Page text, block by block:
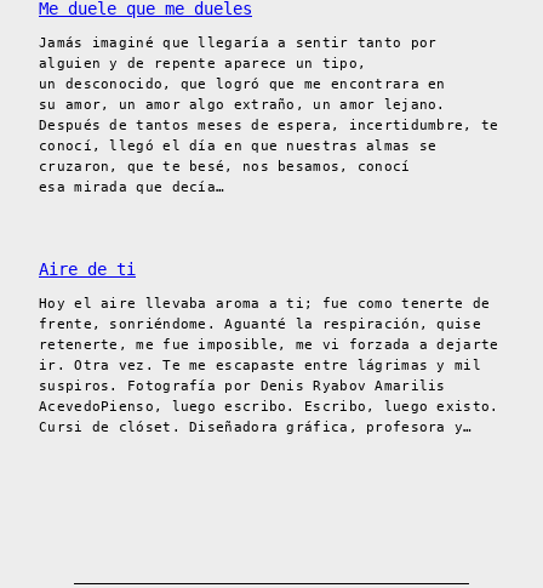
Me duele que me dueles
Jamás imaginé que llegaría a sentir tanto por
alguien y de repente aparece un tipo,
un desconocido, que logró que me encontrara en
su amor, un amor algo extraño, un amor lejano.
Después de tantos meses de espera, incertidumbre, te
conocí, llegó el día en que nuestras almas se
cruzaron, que te besé, nos besamos, conocí
esa mirada que decía…
Aire de ti
Hoy el aire llevaba aroma a ti; fue como tenerte de
frente, sonriéndome. Aguanté la respiración, quise
retenerte, me fue imposible, me vi forzada a dejarte
ir. Otra vez. Te me escapaste entre lágrimas y mil
suspiros. Fotografía por Denis Ryabov Amarilis
AcevedoPienso, luego escribo. Escribo, luego existo.
Cursi de clóset. Diseñadora gráfica, profesora y…